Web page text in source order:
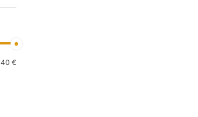
40 €